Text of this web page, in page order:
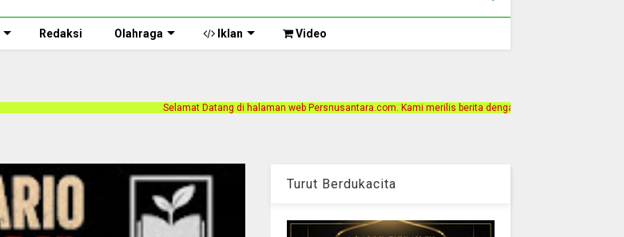
Redaksi Olahraga Iklan Video
Selamat Datang di halaman web Persnusantara.com. Kami merilis berita dengan motto Akurat, Independen, Terpercaya. Alamat
Turut Berdukacita